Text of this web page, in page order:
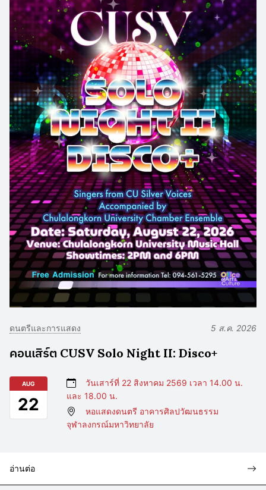
ดนตรีและการแสดง 5 ส.ค. 2026
คอนเสิร์ต CUSV Solo Night II: Disco+
AUG
22
วันเสาร์ที่ 22 สิงหาคม 2569 เวลา 14.00 น.
และ 18.00 น.
หอแสดงดนตรี อาคารศิลปวัฒนธรรม
จุฬาลงกรณ์มหาวิทยาลัย
อ่านต่อ